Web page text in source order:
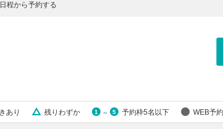
日程から予約する
あり 残りわずか 1 ～ 5 予約枠5名以下 WEB予